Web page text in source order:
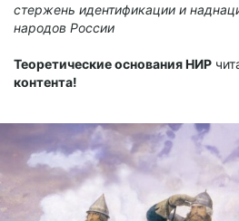
стержень идентификации и
народов России
Теоретические основания НИР
контента!